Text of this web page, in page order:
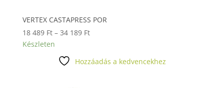
VERTEX CASTAPRESS POR
18 489 Ft – 34 189 FtÁrtartomány:
-
Készleten
Hozzáadás a kedvencekhez